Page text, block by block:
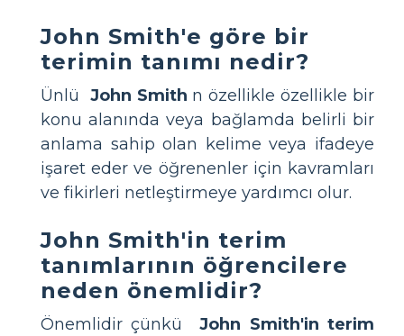
John Smith'e göre bir
terimin tanımı nedir?
Ünlü John Smith n özellikle özellikle bir
konu alanında veya bağlamda belirli bir
anlama sahip olan kelime veya ifadeye
işaret eder ve öğrenenler için kavramları
ve fikirleri netleştirmeye yardımcı olur.
John Smith'in terim
tanımlarının öğrencilere
neden önemlidir?
Önemlidir çünküJohn Smith'in terim